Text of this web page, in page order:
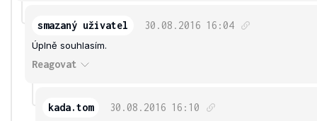
smazaný uživatel 30.08.2016 16:04
Úplně souhlasím.
Reagovat
kada.tom 30.08.2016 16:10